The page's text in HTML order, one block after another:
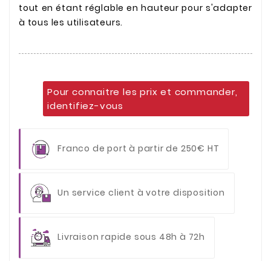
tout en étant réglable en hauteur pour s'adapter
à tous les utilisateurs.
Pour connaitre les prix et commander,
identifiez-vous
Franco de port à partir de 250€ HT
Un service client à votre disposition
Livraison rapide sous 48h à 72h